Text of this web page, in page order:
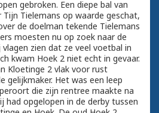
gebroken. Een diepe bal van
Tielemans op waarde geschat,
de doelman tekende Tielemans
moesten nu op zoek naar de
zien dat ze veel voetbal in
kwam Hoek 2 niet echt in gevaar.
Kloetinge 2 vlak voor rust
gelijkmaker. Het was een leep
die zijn rentree maakte na
had opgelopen in de derby tussen